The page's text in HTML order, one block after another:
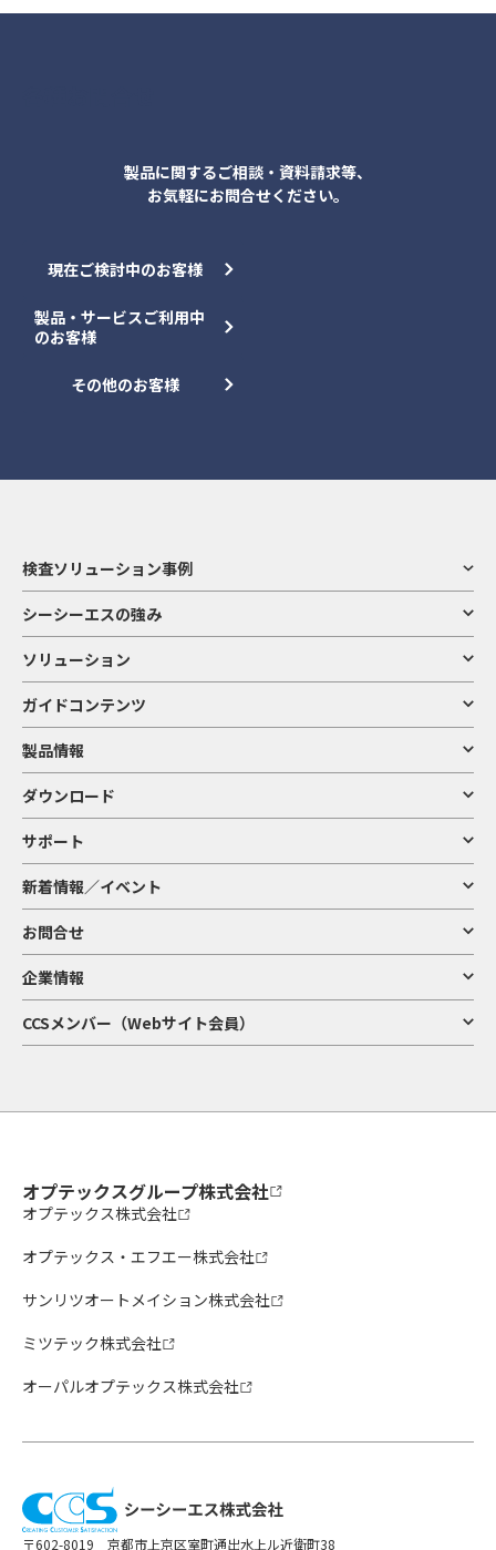
製品に関するご相談・資料請求等、
お気軽にお問合せください。
現在ご検討中のお客様
製品・サービスご利用中
のお客様
その他のお客様
検査ソリューション事例
シーシーエスの強み
ソリューション
ガイドコンテンツ
製品情報
ダウンロード
サポート
新着情報／イベント
お問合せ
企業情報
CCSメンバー（Webサイト会員）
オプテックスグループ株式会社
オプテックス株式会社
オプテックス・エフエー株式会社
サンリツオートメイション株式会社
ミツテック株式会社
オーパルオプテックス株式会社
〒602-8019 京都市上京区室町通出水上ル近衛町38